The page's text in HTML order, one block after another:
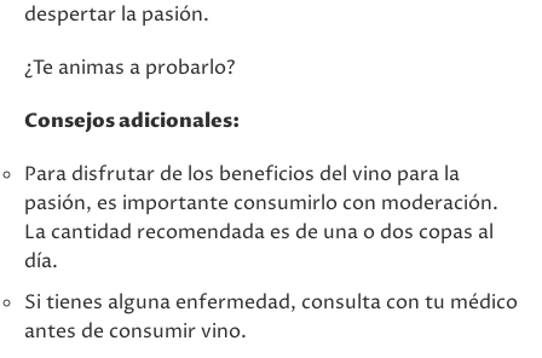
despertar la pasión.
¿Te animas a probarlo?
Consejos adicionales:
Para disfrutar de los beneficios del vino para la
pasión, es importante consumirlo con moderación.
La cantidad recomendada es de una o dos copas al
día.
Si tienes alguna enfermedad, consulta con tu médico
antes de consumir vino.